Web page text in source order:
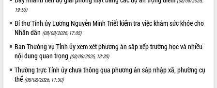
Tháo gỡ những vướng mắc, đẩy mạnh
công tác cải cách thủ tục hành chính
tại Trung tâm Phục vụ hành chính
Đắk Lắk: Tôn vinh 46 giải pháp tại Hội
thi Sáng tạo Kỹ thuật 2024 - 2025
Đắk Lắk rà soát, điều chỉnh Đề án 190
về phát triển nuôi trồng thủy sản
19:53)
Bí thư Tỉnh ủy Lương Nguyễn Minh Triết kiểm tra việc khám sức khỏe cho
Nhân dân (08/08/2026, 17:05)
Ban Thường vụ Tỉnh ủy xem xét phương án sắp xếp trường học và nhiều
nội dung quan trọng (08/08/2026, 13:30)
Thường trực Tỉnh ủy chưa thông qua phương án sáp nhập xã, phường cụ
thể (08/08/2026, 11:30)